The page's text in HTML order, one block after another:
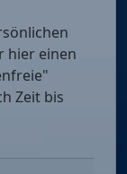
hier einen
Zeit bis